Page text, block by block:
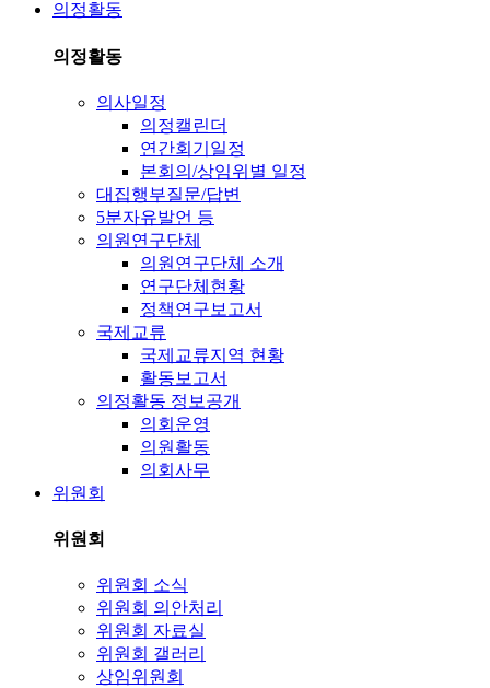
의정활동
의정활동
의사일정
의정캘린더
연간회기일정
본회의/상임위별 일정
대집행부질문/답변
5분자유발언 등
의원연구단체
의원연구단체 소개
연구단체현황
정책연구보고서
국제교류
국제교류지역 현황
활동보고서
의정활동 정보공개
의회운영
의원활동
의회사무
위원회
위원회
위원회 소식
위원회 의안처리
위원회 자료실
위원회 갤러리
상임위원회